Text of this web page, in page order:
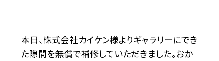
本日、株式会社カイケン様よりギャラリーにでき
た隙間を無償で補修していただきました。おか